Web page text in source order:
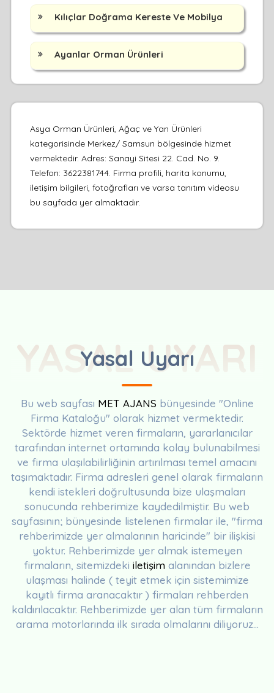
Kılıçlar Doğrama Kereste Ve Mobilya
Ayanlar Orman Ürünleri
Asya Orman Ürünleri, Ağaç ve Yan Ürünleri
kategorisinde Merkez/ Samsun bölgesinde hizmet
vermektedir. Adres: Sanayi Sitesi 22. Cad. No. 9.
Telefon: 3622381744. Firma profili, harita konumu,
iletişim bilgileri, fotoğrafları ve varsa tanıtım videosu
bu sayfada yer almaktadır.
Yasal Uyarı
YASAL UYARI
Bu web sayfası MET AJANS bünyesinde "Online
Firma Kataloğu" olarak hizmet vermektedir.
Sektörde hizmet veren firmaların, yararlanıcılar
tarafından internet ortamında kolay bulunabilmesi
ve firma ulaşılabilirliğinin artırılması temel amacını
taşımaktadır. Firma adresleri genel olarak firmaların
kendi istekleri doğrultusunda bize ulaşmaları
sonucunda rehberimize kaydedilmiştir. Bu web
sayfasının; bünyesinde listelenen firmalar ile, "firma
rehberimizde yer almalarının haricinde" bir ilişkisi
yoktur. Rehberimizde yer almak istemeyen
firmaların, sitemizdeki iletişim alanından bizlere
ulaşması halinde ( teyit etmek için sistemimize
kayıtlı firma aranacaktır ) firmaları rehberden
kaldırılacaktır. Rehberimizde yer alan tüm firmaların
arama motorlarında ilk sırada olmalarını diliyoruz...